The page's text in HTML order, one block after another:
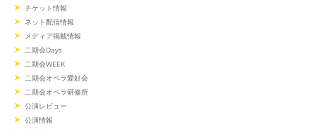
チケット情報
ネット配信情報
メディア掲載情報
二期会Days
二期会WEEK
二期会オペラ愛好会
二期会オペラ研修所
公演レビュー
公演情報